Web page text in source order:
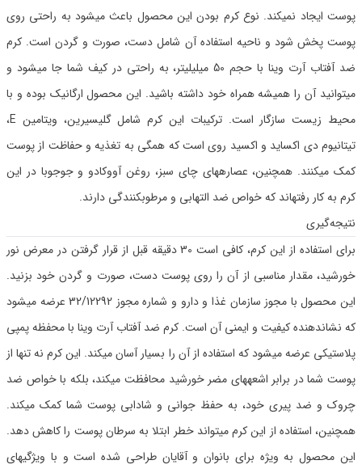
پوست ایجاد نمیکند. نوع کرم بودن این محصول باعث میشود به راحتی روی
پوست پخش شود و ناحیه استفاده آن شامل دست، صورت و گردن است. کرم
ضد آفتاب آرت وینا با حجم 50 میلیلیتر، به راحتی در کیف شما جا میشود و
میتوانید آن را همیشه همراه خود داشته باشید. این محصول ارگانیک بوده و با
محیط زیست سازگار است. ترکیبات این کرم شامل گلیسیرین، ویتامین E،
تیتانیوم دی اکساید و اکسید روی است که همگی به تغذیه و حفاظت از پوست
کمک میکنند. همچنین، عصارههای چای سبز، روغن آووکادو و جوجوبا در این
کرم به کار رفتهاند که خواص ضد التهابی و مرطوبکنندگی دارند.
نتیجه‌گیری
برای استفاده از این کرم، کافی است 30 دقیقه قبل از قرار گرفتن در معرض نور
خورشید، مقدار مناسبی از آن را روی پوست دست، صورت و گردن خود بزنید.
این محصول با مجوز سازمان غذا و دارو و شماره مجوز 32/12292 عرضه میشود
که نشاندهنده کیفیت و ایمنی آن است. کرم ضد آفتاب آرت وینا با محفظه پمپی
پلاستیکی عرضه میشود که استفاده از آن را بسیار آسان میکند. این کرم نه تنها از
پوست شما در برابر اشعههای مضر خورشید محافظت میکند، بلکه با خواص ضد
چروک و ضد پیری خود، به حفظ جوانی و شادابی پوست شما کمک میکند.
همچنین، استفاده از این کرم میتواند خطر ابتلا به سرطان پوست را کاهش دهد.
این محصول به ویژه برای بانوان و آقایان طراحی شده است و با ویژگیهای